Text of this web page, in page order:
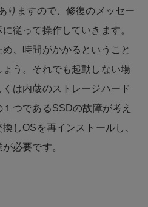
りますので、修復のメッセー
従って操作していきます。
、時間がかかるということ
う。それでも起動しない場
は内蔵のストレージハード
つであるSSDの故障が考え
しOSを再インストールし、
必要です。